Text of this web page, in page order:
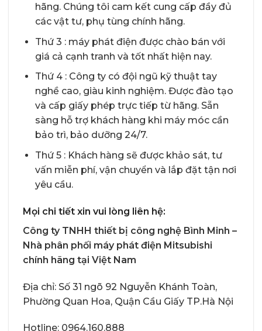
hãng. Chúng tôi cam kết cung cấp đầy đủ
các vật tư, phụ tùng chính hãng.
Thứ 3 : máy phát điện được chào bán với
giá cả cạnh tranh và tốt nhất hiện nay.
Thứ 4 : Công ty có đội ngũ kỹ thuật tay
nghề cao, giàu kinh nghiệm. Được đào tạo
và cấp giấy phép trực tiếp từ hãng. Sẵn
sàng hỗ trợ khách hàng khi máy móc cần
bảo trì, bảo dưỡng 24/7.
Thứ 5 : Khách hàng sẽ được khảo sát, tư
vấn miễn phí, vận chuyển và lắp đặt tận nơi
yêu cầu.
Mọi chi tiết xin vui lòng liên hệ:
Công ty TNHH thiết bị công nghệ Bình Minh –
Nhà phân phối máy phát điện Mitsubishi
chính hãng tại Việt Nam
Địa chỉ: Số 31 ngõ 92 Nguyễn Khánh Toàn,
Phường Quan Hoa, Quận Cầu Giấy TP.Hà Nội
Hotline: 0964.160.888